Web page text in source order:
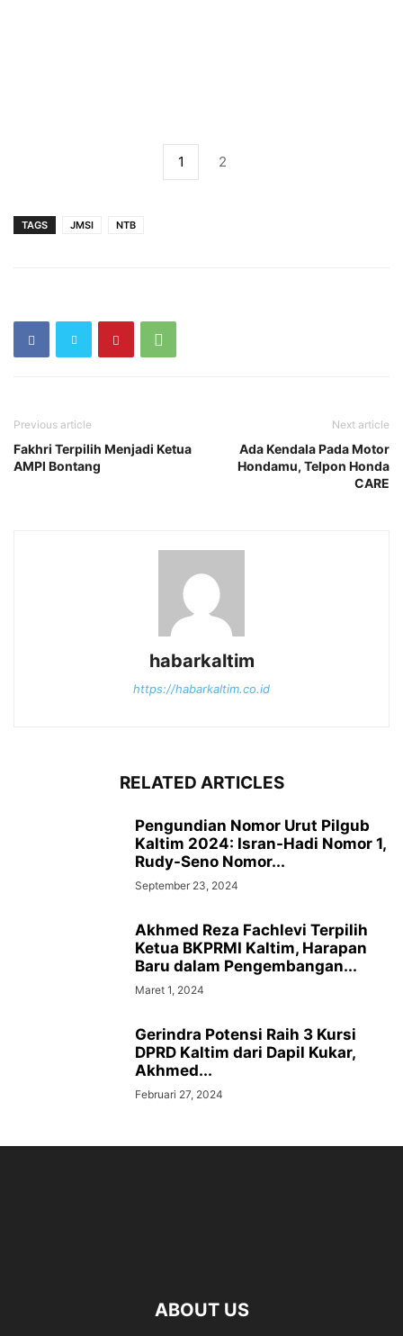
1 2
TAGS JMSI NTB
Previous article
Fakhri Terpilih Menjadi Ketua
AMPI Bontang
Next article
Ada Kendala Pada Motor
Hondamu, Telpon Honda
CARE
habarkaltim
https://habarkaltim.co.id
RELATED ARTICLES
Pengundian Nomor Urut Pilgub
Kaltim 2024: Isran-Hadi Nomor 1,
Rudy-Seno Nomor...
September 23, 2024
Akhmed Reza Fachlevi Terpilih
Ketua BKPRMI Kaltim, Harapan
Baru dalam Pengembangan...
Maret 1, 2024
Gerindra Potensi Raih 3 Kursi
DPRD Kaltim dari Dapil Kukar,
Akhmed...
Februari 27, 2024
ABOUT US